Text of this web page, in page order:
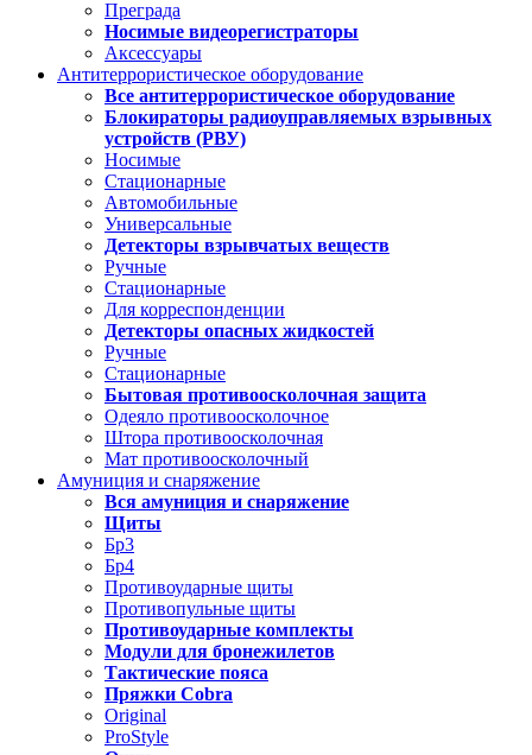
Преграда
Носимые видеорегистраторы
Аксессуары
Антитеррористическое оборудование
Все антитеррористическое оборудование
Блокираторы радиоуправляемых взрывных
устройств (РВУ)
Носимые
Стационарные
Автомобильные
Универсальные
Детекторы взрывчатых веществ
Ручные
Стационарные
Для корреспонденции
Детекторы опасных жидкостей
Ручные
Стационарные
Бытовая противоосколочная защита
Одеяло противоосколочное
Штора противоосколочная
Мат противоосколочный
Амуниция и снаряжение
Вся амуниция и снаряжение
Щиты
Бр3
Бр4
Противоударные щиты
Противопульные щиты
Противоударные комплекты
Модули для бронежилетов
Тактические пояса
Пряжки Cobra
Original
ProStyle